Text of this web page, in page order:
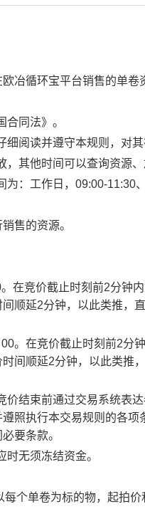
冶循环宝平台销售的单卷
同法》。
细阅读并遵守本规则，对
，其他时间可以查询资源
为：工作日，09:00-11:30
售的资源。
在竞价截止时刻前2分钟
顺延2分钟，以此类推，
。在竞价截止时刻前2分
间顺延2分钟，以此类推
价结束前通过交易系统表
照执行本交易规则的各
要条款。
无须冻结资金。
个单卷为标的物，起拍